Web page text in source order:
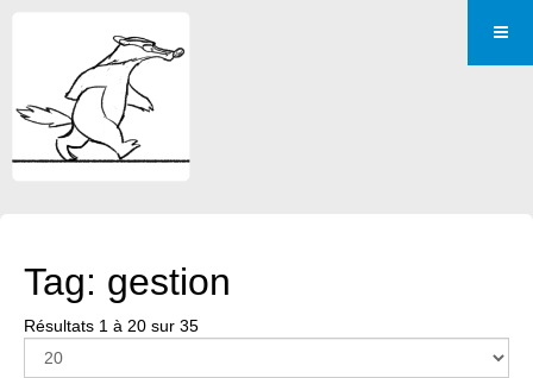
Tag: gestion
Résultats 1 à 20 sur 35